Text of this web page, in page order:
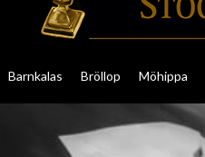
Barnkalas Bröllop Möhippa